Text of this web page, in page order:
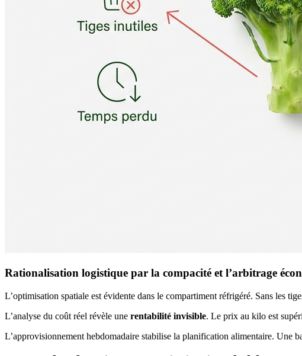
Rationalisation logistique par la compacité et l’arbitrage
L’optimisation spatiale est évidente dans le compartiment réfrigéré. Sans les
L’analyse du coût réel révèle une rentabilité invisible. Le prix au kilo est
L’approvisionnement hebdomadaire stabilise la planification alimentaire. Une